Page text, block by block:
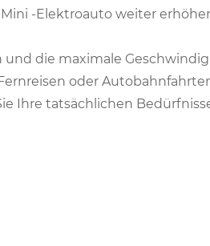
-Elektroauto weiter
und die maximale
oder
Ihre tatsächlichen